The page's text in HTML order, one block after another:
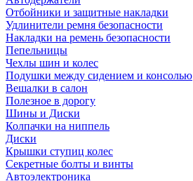
Отбойники и защитные накладки
Удлинители ремня безопасности
Накладки на ремень безопасности
Пепельницы
Чехлы шин и колес
Подушки между сидением и консолью
Вешалки в салон
Полезное в дорогу
Шины и Диски
Колпачки на ниппель
Диски
Крышки ступиц колес
Секретные болты и винты
Автоэлектроника